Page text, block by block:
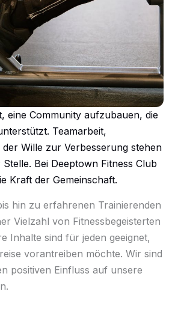
eine Community aufzubauen, die
Teamarbeit,
der Wille zur Verbesserung stehen
Bei Deeptown Fitness Club
Kraft der Gemeinschaft.
hin zu erfahrenen Trainierenden
Vielzahl von Fitnessbegeisterten
Inhalte sind für jeden geeignet,
vorantreiben möchte. Wir sind
positiven Einfluss auf unsere